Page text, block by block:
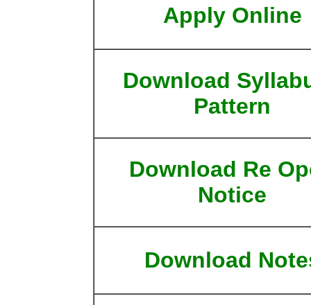
Apply Online
Download
Pattern
Download Re
Notice
Download